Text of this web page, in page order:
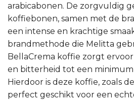
arabicabonen. De zorgvuldig
koffiebonen, samen met de
een intense en krachtige
brandmethode die Melitta
BellaCrema koffie zorgt
en bitterheid tot een
Hierdoor is deze koffie, zoals
perfect geschikt voor een